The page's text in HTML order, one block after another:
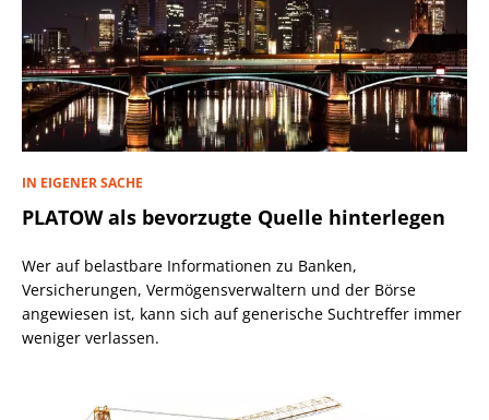
IN EIGENER SACHE
PLATOW als bevorzugte Quelle hinterlegen
Wer auf belastbare Informationen zu Banken,
Versicherungen, Vermögensverwaltern und der Börse
angewiesen ist, kann sich auf generische Suchtreffer immer
weniger verlassen.